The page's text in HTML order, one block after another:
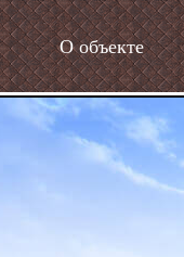
О объекте